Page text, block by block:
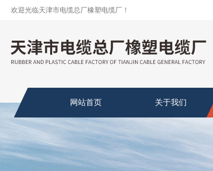
欢迎光临天津市电缆总厂橡塑电缆厂！
网站首页 关于我们